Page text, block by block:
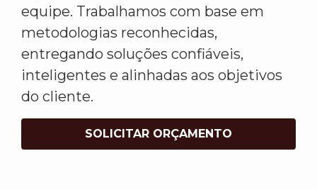
equipe. Trabalhamos com base em
metodologias reconhecidas,
entregando soluções confiáveis,
inteligentes e alinhadas aos objetivos
do cliente.
SOLICITAR ORÇAMENTO